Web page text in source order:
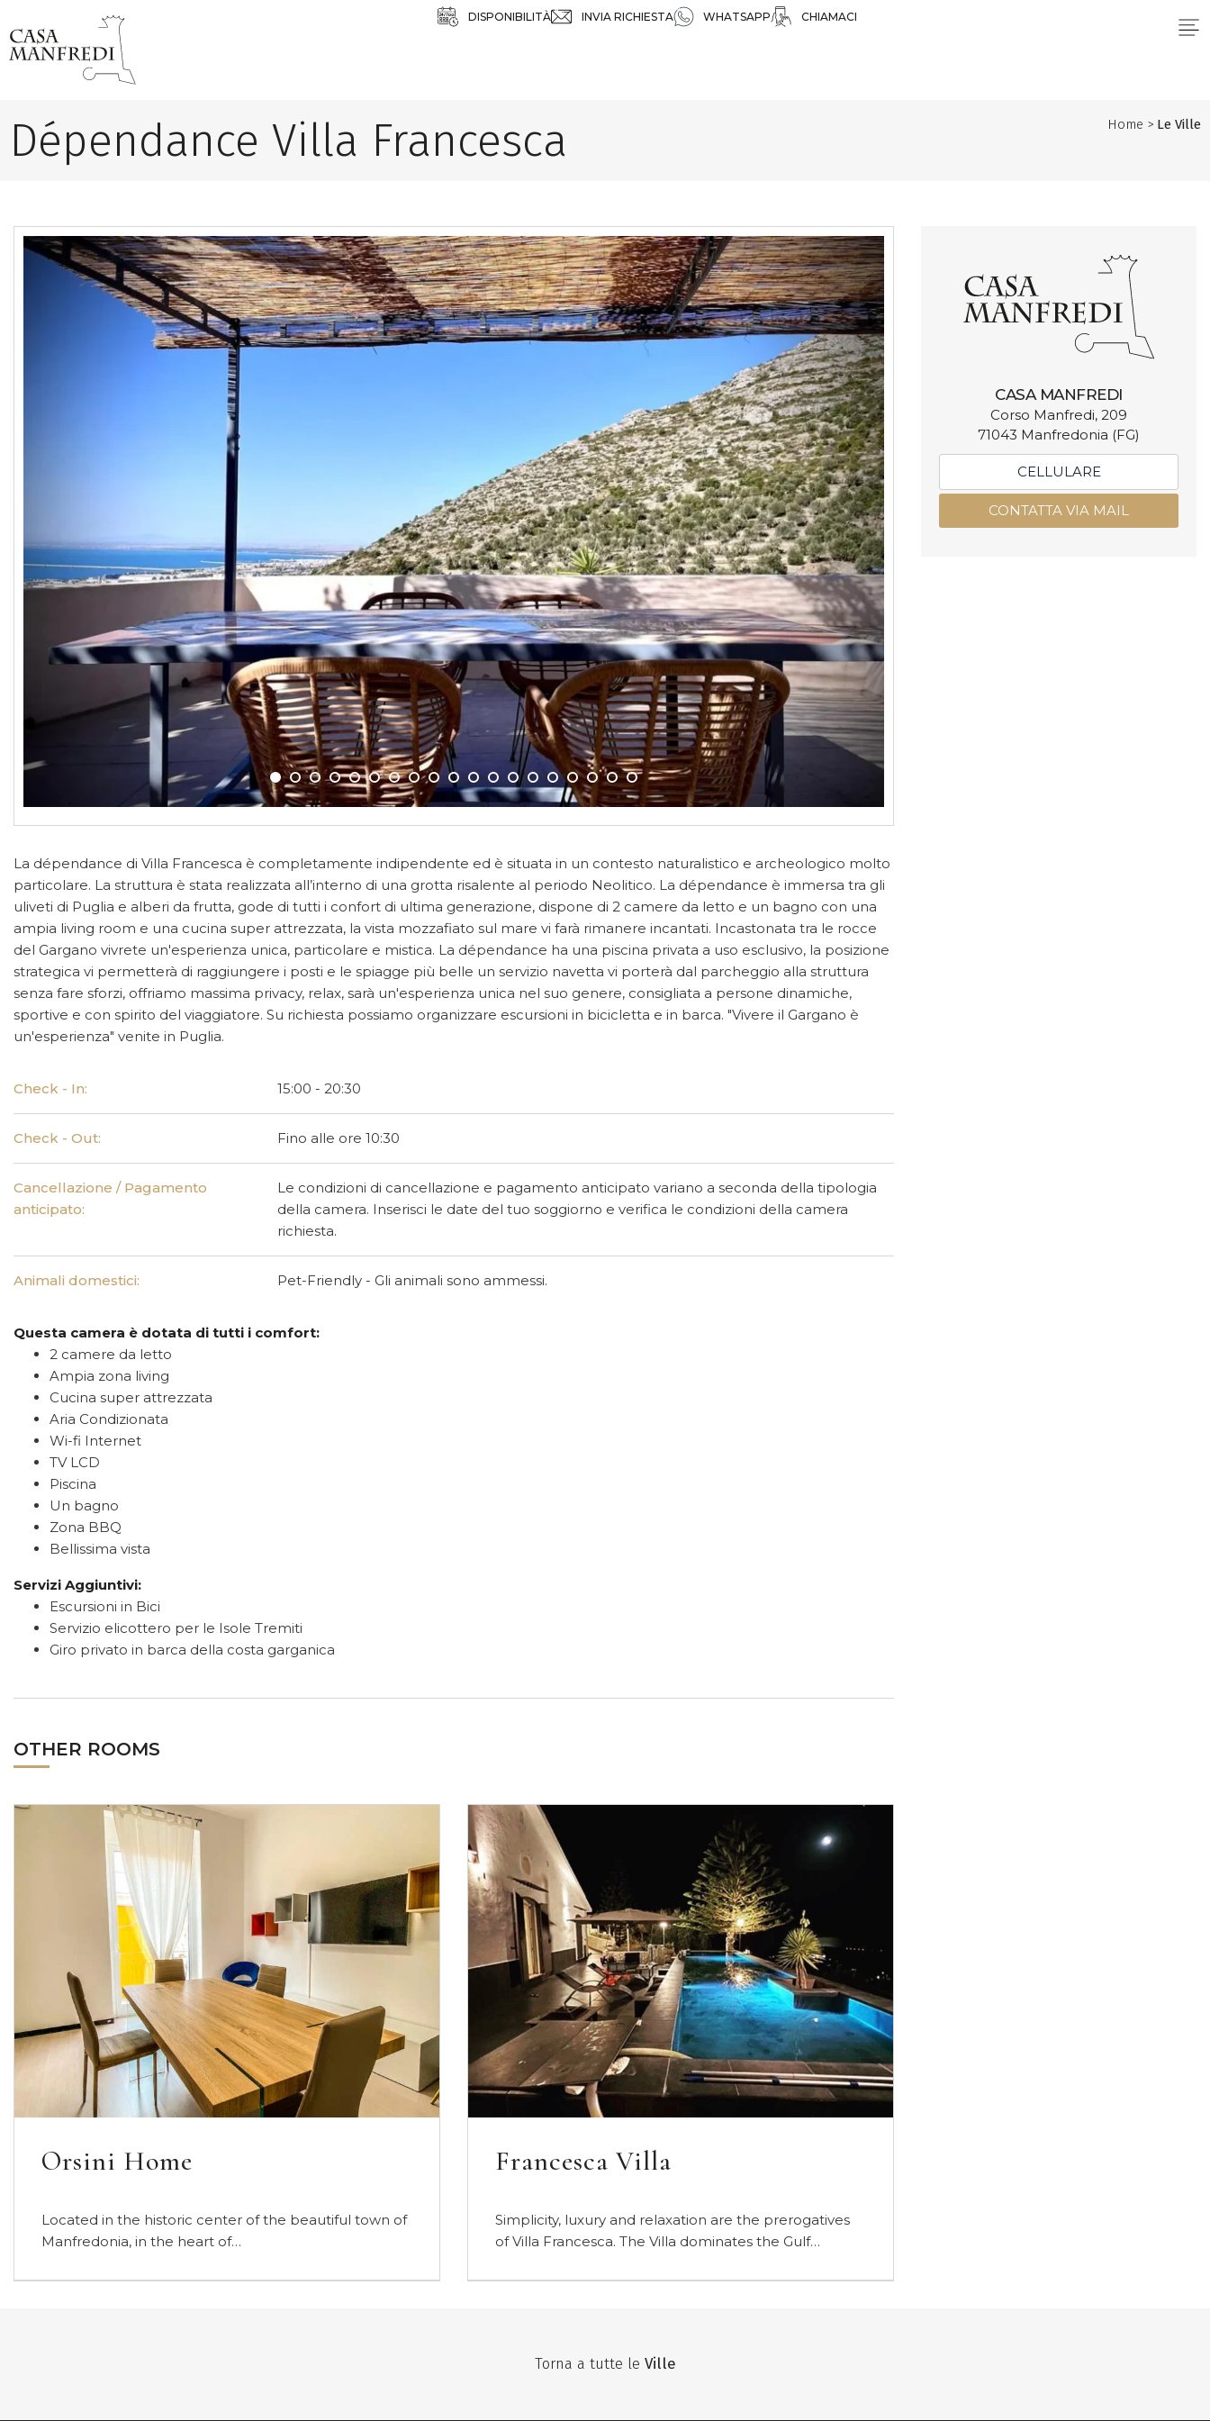
DISPONIBILITÀ INVIA RICHIESTA WHATSAPP CHIAMACI
Dépendance Villa Francesca Home > Le Ville
La dépendance di Villa Francesca è completamente indipendente ed è situata in un contesto naturalistico e archeologico molto
particolare. La struttura è stata realizzata all’interno di una grotta risalente al periodo Neolitico. La dépendance è immersa tra gli
uliveti di Puglia e alberi da frutta, gode di tutti i confort di ultima generazione, dispone di 2 camere da letto e un bagno con una
ampia living room e una cucina super attrezzata, la vista mozzafiato sul mare vi farà rimanere incantati. Incastonata tra le rocce
del Gargano vivrete un'esperienza unica, particolare e mistica. La dépendance ha una piscina privata a uso esclusivo, la posizione
strategica vi permetterà di raggiungere i posti e le spiagge più belle un servizio navetta vi porterà dal parcheggio alla struttura
senza fare sforzi, offriamo massima privacy, relax, sarà un'esperienza unica nel suo genere, consigliata a persone dinamiche,
sportive e con spirito del viaggiatore. Su richiesta possiamo organizzare escursioni in bicicletta e in barca. "Vivere il Gargano è
un'esperienza" venite in Puglia.
Check - In: 15:00 - 20:30
Check - Out: Fino alle ore 10:30
Cancellazione / Pagamento
anticipato:
Le condizioni di cancellazione e pagamento anticipato variano a seconda della tipologia
della camera. Inserisci le date del tuo soggiorno e verifica le condizioni della camera
richiesta.
Animali domestici: Pet-Friendly - Gli animali sono ammessi.
Questa camera è dotata di tutti i comfort:
2 camere da letto
Ampia zona living
Cucina super attrezzata
Aria Condizionata
Wi-fi Internet
TV LCD
Piscina
Un bagno
Zona BBQ
Bellissima vista
Servizi Aggiuntivi:
Escursioni in Bici
Servizio elicottero per le Isole Tremiti
Giro privato in barca della costa garganica
OTHER ROOMS
Francesca Villa
Simplicity, luxury and relaxation are the prerogatives
of Villa Francesca. The Villa dominates the Gulf…
Corten Room
Se quello che stai cercando è un’idea di soggiorno
diversa dal solito, Corten Room è…
CASA MANFREDI
Corso Manfredi, 209
71043 Manfredonia (FG)
CELLULARE
CONTATTA VIA MAIL
Torna a tutte le Ville